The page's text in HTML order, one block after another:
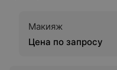
Макияж
Цена по запросу